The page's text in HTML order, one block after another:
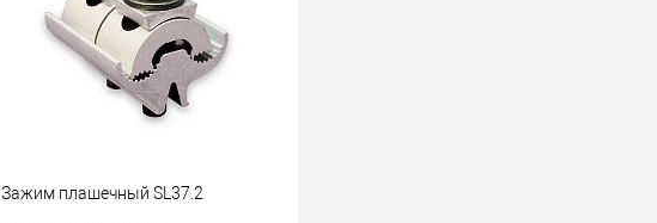
Зажим плашечный SL37.2